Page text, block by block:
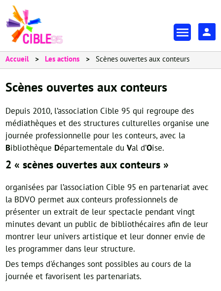
En-
tête
Accueil Les actions Scènes ouvertes aux conteurs
Scènes ouvertes aux conteurs
Depuis 2010, l’association Cible 95 qui regroupe des
médiathèques et des structures culturelles organise une
journée professionnelle pour les conteurs, avec la
Bibliothèque Départementale duVal d’Oise.
2 « scènes ouvertes aux conteurs »
organisées par l’association Cible 95 en partenariat avec
la BDVO permet aux conteurs professionnels de
présenter un extrait de leur spectacle pendant vingt
minutes devant un public de bibliothécaires afin de leur
montrer leur univers artistique et leur donner envie de
les programmer dans leur structure.
Des temps d'échanges sont possibles au cours de la
journée et favorisent les partenariats.